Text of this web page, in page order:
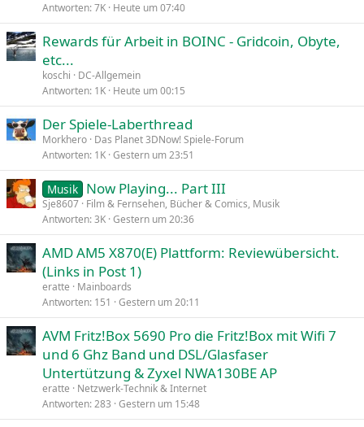
Antworten 7K Heute um 07:40
Rewards für Arbeit in BOINC - Gridcoin, Obyte,
etc...
koschi
DC-Allgemein
Antworten 1K Heute um 00:15
Der Spiele-Laberthread
Morkhero Das Planet 3DNow! Spiele-Forum
Antworten 1K Gestern um 23:51
Musik Now Playing... Part III
Sje8607 Film & Fernsehen, Bücher & Comics, Musik
Antworten 3K Gestern um 20:36
AMD AM5 X870(E) Plattform: Reviewübersicht.
(Links in Post 1)
eratte
Mainboards
Antworten 151 Gestern um 20:11
AVM Fritz!Box 5690 Pro die Fritz!Box mit Wifi 7
und 6 Ghz Band und DSL/Glasfaser
Untertützung & Zyxel NWA130BE AP
eratte
Netzwerk-Technik & Internet
Antworten 283 Gestern um 15:48